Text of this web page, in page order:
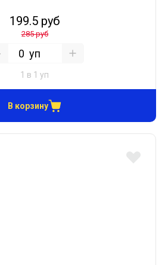
199.5 руб
285 руб
уп
1 в 1 уп
В корзину